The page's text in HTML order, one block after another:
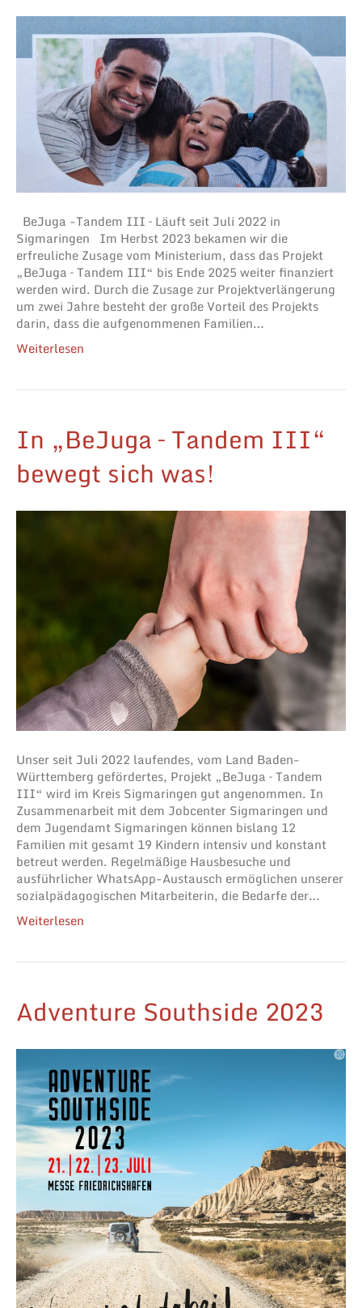
BeJuga -Tandem III – Läuft seit Juli 2022 in
Sigmaringen Im Herbst 2023 bekamen wir die
erfreuliche Zusage vom Ministerium, dass das Projekt
„BeJuga – Tandem III“ bis Ende 2025 weiter finanziert
werden wird. Durch die Zusage zur Projektverlängerung
um zwei Jahre besteht der große Vorteil des Projekts
darin, dass die aufgenommenen Familien…
Weiterlesen
In „BeJuga – Tandem III“
bewegt sich was!
Unser seit Juli 2022 laufendes, vom Land Baden-
Württemberg gefördertes, Projekt „BeJuga – Tandem
III“ wird im Kreis Sigmaringen gut angenommen. In
Zusammenarbeit mit dem Jobcenter Sigmaringen und
dem Jugendamt Sigmaringen können bislang 12
Familien mit gesamt 19 Kindern intensiv und konstant
betreut werden. Regelmäßige Hausbesuche und
ausführlicher WhatsApp-Austausch ermöglichen unserer
sozialpädagogischen Mitarbeiterin, die Bedarfe der…
Weiterlesen
Adventure Southside 2023